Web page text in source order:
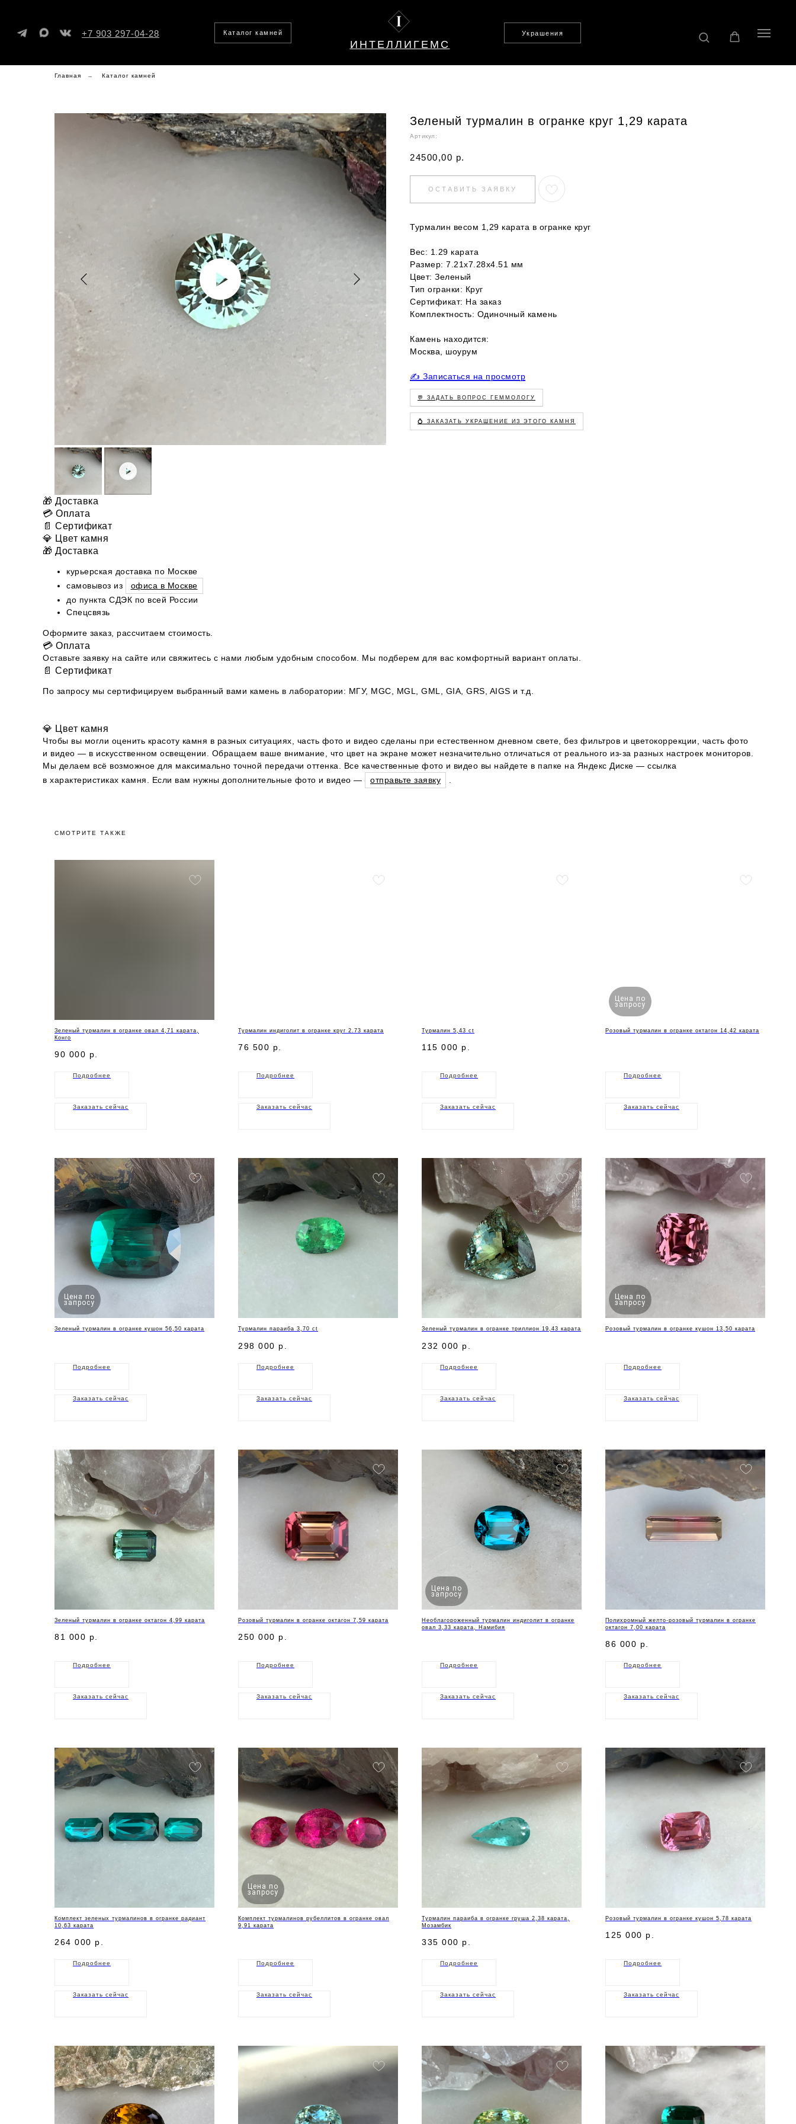
ИНТЕЛЛИГЕМС
Украшения
Каталог камней
+7 903 297-04-28
Главная → Каталог камней
Зеленый турмалин в огранке круг 1,29 карата
Артикул:
24500,00 р.
ОСТАВИТЬ ЗАЯВКУ
Турмалин весом 1,29 карата в огранке круг
Вес: 1.29 карата
Размер: 7.21х7.28х4.51 мм
Цвет: Зеленый
Тип огранки: Круг
Сертификат: На заказ
Комплектность: Одиночный камень
Камень находится:
Москва, шоурум
✍️ Записаться на просмотр
💬 ЗАДАТЬ ВОПРОС ГЕММОЛОГУ
💍 ЗАКАЗАТЬ УКРАШЕНИЕ ИЗ ЭТОГО КАМНЯ
🎁 Доставка
💳 Оплата
📄 Сертификат
💎 Цвет камня
🎁 Доставка
курьерская доставка по Москве
самовывоз из
офиса в Москве
до пункта СДЭК по всей России
Спецсвязь
Оформите заказ, рассчитаем стоимость.
💳 Оплата
Оставьте заявку на сайте или свяжитесь с нами любым удобным способом. Мы подберем для вас комфортный вариант оплаты.
📄 Сертификат
По запросу мы сертифицируем выбранный вами камень в лаборатории: МГУ, MGC, MGL, GML, GIA, GRS, AIGS и т.д.
💎 Цвет камня
Чтобы вы могли оценить красоту камня в разных ситуациях, часть фото и видео сделаны при естественном дневном свете, без фильтров и цветокоррекции, часть фото
и видео — в искусственном освещении. Обращаем ваше внимание, что цвет на экране может незначительно отличаться от реального из-за разных настроек мониторов.
Мы делаем всё возможное для максимально точной передачи оттенка. Все качественные фото и видео вы найдете в папке на Яндекс Диске — ссылка
в характеристиках камня. Если вам нужны дополнительные фото и видео —
отправьте заявку
СМОТРИТЕ ТАКЖЕ
Зеленый турмалин в огранке овал 4,71 карата,
Конго
90 000 р.
Подробнее
Заказать сейчас
Турмалин индиголит в огранке круг 2.73 карата
76 500 р.
Подробнее
Заказать сейчас
Турмалин 5,43 ct
115 000 р.
Подробнее
Заказать сейчас
Цена по
запросу
Розовый турмалин в огранке октагон 14,42 карата
Подробнее
Заказать сейчас
Цена по
запросу
Зеленый турмалин в огранке кушон 56,50 карата
Подробнее
Заказать сейчас
Турмалин параиба 3,70 ct
298 000 р.
Подробнее
Заказать сейчас
Зеленый турмалин в огранке триллион 19,43 карата
232 000 р.
Подробнее
Заказать сейчас
Цена по
запросу
Розовый турмалин в огранке кушон 13,50 карата
Подробнее
Заказать сейчас
Зеленый турмалин в огранке октагон 4,99 карата
81 000 р.
Подробнее
Заказать сейчас
Розовый турмалин в огранке октагон 7,59 карата
250 000 р.
Подробнее
Заказать сейчас
Цена по
запросу
Необлагороженный турмалин индиголит в огранке
овал 3,33 карата, Намибия
Подробнее
Заказать сейчас
Полихромный желто-розовый турмалин в огранке
октагон 7,00 карата
86 000 р.
Подробнее
Заказать сейчас
Комплект зеленых турмалинов в огранке радиант
10,63 карата
264 000 р.
Подробнее
Заказать сейчас
Цена по
запросу
Комплект турмалинов рубеллитов в огранке овал
9,91 карата
Подробнее
Заказать сейчас
Турмалин параиба в огранке груша 2,38 карата,
Мозамбик
335 000 р.
Подробнее
Заказать сейчас
Розовый турмалин в огранке кушон 5,78 карата
125 000 р.
Подробнее
Заказать сейчас